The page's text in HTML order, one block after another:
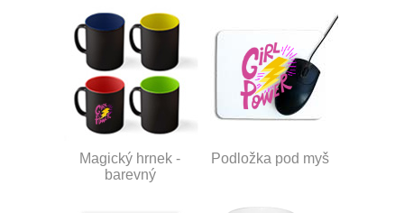
Magický hrnek -
barevný
Podložka pod myš